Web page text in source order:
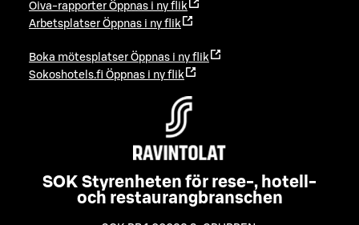
Oiva-rapporter Öppnas i ny flik
Arbetsplatser Öppnas i ny flik
Boka mötesplatser Öppnas i ny flik
Sokoshotels.fi Öppnas i ny flik
SOK Styrenheten för rese-, hotell-
och restaurangbranschen